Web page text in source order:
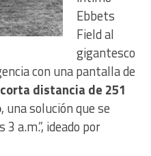
Ebbets
Field al
gigantesco
con una pantalla de
corta distancia de 251
, una solución que se
a.m.”, ideado por